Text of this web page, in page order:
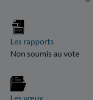
Les rapports
Non soumis au vote
Les vœux